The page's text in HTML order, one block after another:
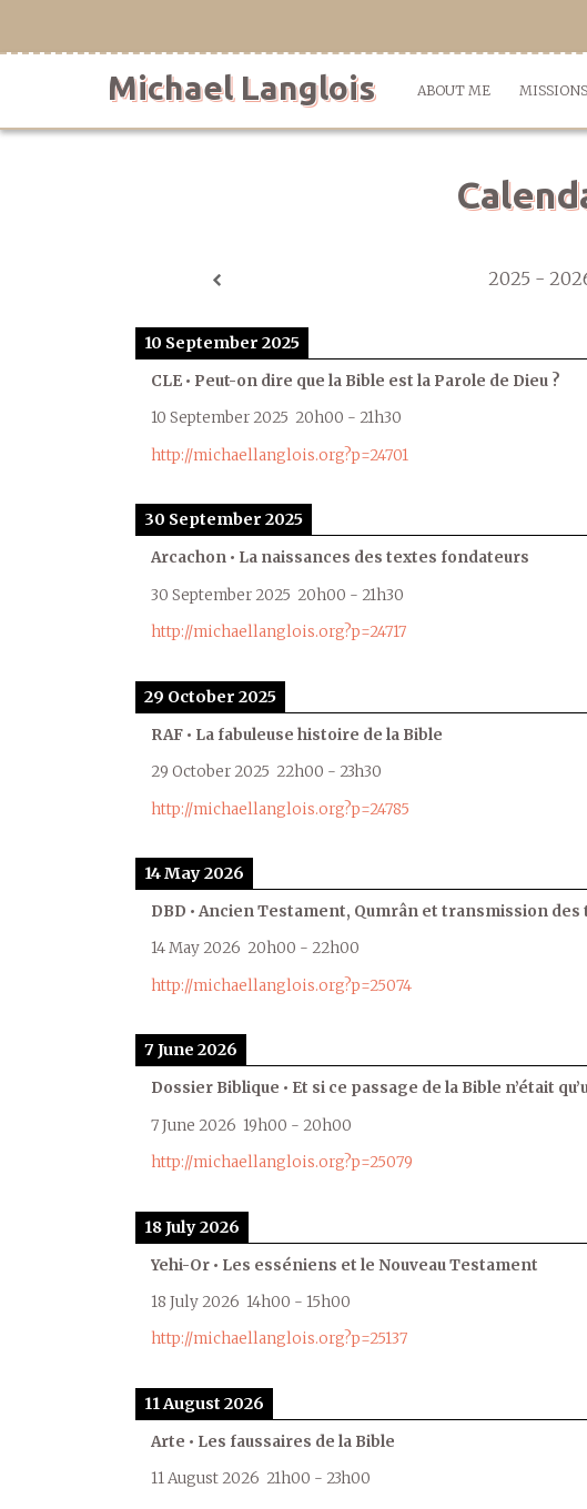
Michael Langlois ABOUT ME MISSIONS
2025 -
10 September 2025
CLE • Peut-on dire que la Bible est la Parole de Dieu ?
10 September 2025 20h00 - 21h30
http://michaellanglois.org?p=24701
30 September 2025
Arcachon • La naissances des textes fondateurs
30 September 2025 20h00 - 21h30
http://michaellanglois.org?p=24717
29 October 2025
RAF • La fabuleuse histoire de la Bible
29 October 2025 22h00 - 23h30
http://michaellanglois.org?p=24785
14 May 2026
DBD • Ancien Testament, Qumrân et transmission
14 May 2026 20h00 - 22h00
http://michaellanglois.org?p=25074
7 June 2026
Dossier Biblique • Et si ce passage de la Bible n’était
7 June 2026 19h00 - 20h00
http://michaellanglois.org?p=25079
18 July 2026
Yehi-Or • Les esséniens et le Nouveau Testament
18 July 2026 14h00 - 15h00
http://michaellanglois.org?p=25137
11 August 2026
Arte • Les faussaires de la Bible
11 August 2026 21h00 - 23h00